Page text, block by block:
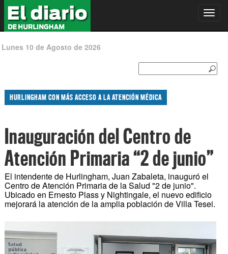
Lunes 10 de Agosto de 2026
HURLINGHAM CON MÁS ACCESO A LA ATENCIÓN MÉDICA
Inauguración del Centro de
Atención Primaria “2 de junio”
El intendente de Hurlingham, Juan Zabaleta, inauguró el
Centro de Atención Primaria de la Salud "2 de junio".
Ubicado en Ernesto Plass y Nightingale, el nuevo edificio
mejorará la atención de la amplia población de Villa Tesei.